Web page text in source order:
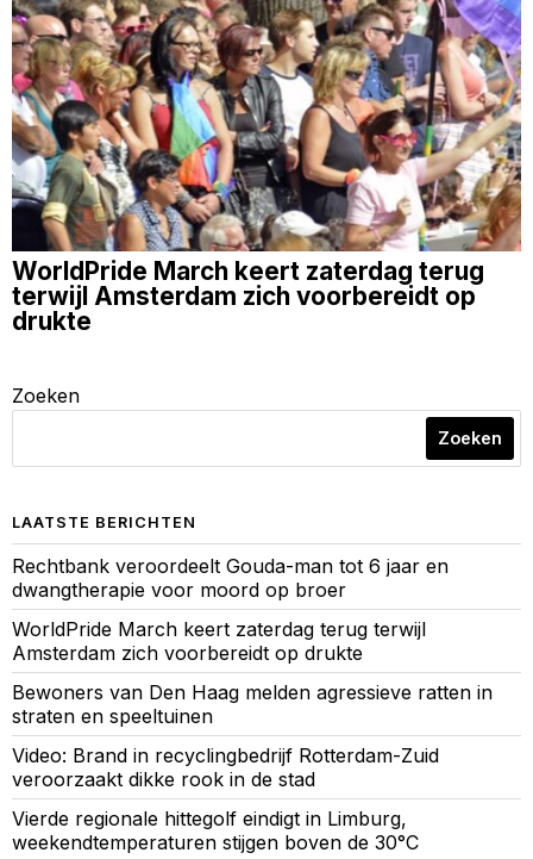
WorldPride March keert zaterdag terug
terwijl Amsterdam zich voorbereidt op
drukte
Zoeken
Zoeken
LAATSTE BERICHTEN
Rechtbank veroordeelt Gouda-man tot 6 jaar en
dwangtherapie voor moord op broer
WorldPride March keert zaterdag terug terwijl
Amsterdam zich voorbereidt op drukte
Bewoners van Den Haag melden agressieve ratten in
straten en speeltuinen
Video: Brand in recyclingbedrijf Rotterdam-Zuid
veroorzaakt dikke rook in de stad
Vierde regionale hittegolf eindigt in Limburg,
weekendtemperaturen stijgen boven de 30°C